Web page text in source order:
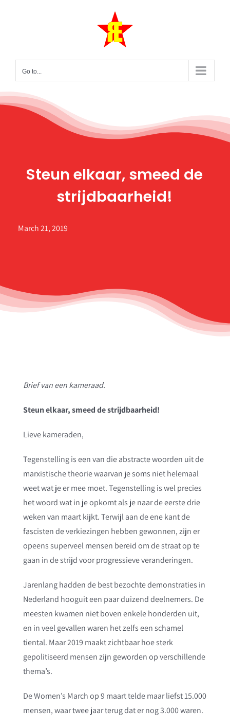
Go to...
Steun elkaar, smeed de
strijdbaarheid!
March 21, 2019
Brief van een kameraad.
Steun elkaar, smeed de strijdbaarheid!
Lieve kameraden,
Tegenstelling is een van die abstracte woorden uit de
marxistische theorie waarvan je soms niet helemaal
weet wat je er mee moet. Tegenstelling is wel precies
het woord wat in je opkomt als je naar de eerste drie
weken van maart kijkt. Terwijl aan de ene kant de
fascisten de verkiezingen hebben gewonnen, zijn er
opeens superveel mensen bereid om de straat op te
gaan in de strijd voor progressieve veranderingen.
Jarenlang hadden de best bezochte demonstraties in
Nederland hooguit een paar duizend deelnemers. De
meesten kwamen niet boven enkele honderden uit,
en in veel gevallen waren het zelfs een schamel
tiental. Maar 2019 maakt zichtbaar hoe sterk
gepolitiseerd mensen zijn geworden op verschillende
thema’s.
De Women’s March op 9 maart telde maar liefst 15.000
mensen, waar twee jaar terug dat er nog 3.000 waren.